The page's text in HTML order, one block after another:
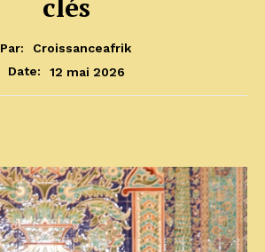
Par:
Croissanceafrik
Date:
12 mai 2026